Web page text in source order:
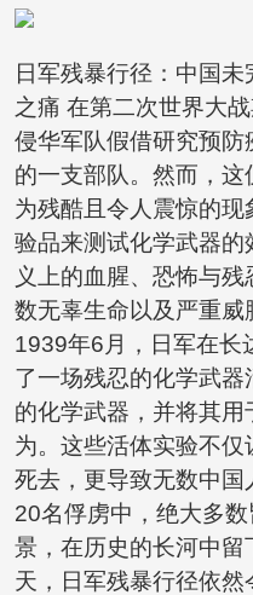
日军残暴行径：中国未
之痛 在第二次世界大
侵华军队假借研究预
的一支部队。然而，
为残酷且令人震惊的
验品来测试化学武器
义上的血腥、恐怖与
数无辜生命以及严重威
1939年6月，日军在长
了一场残忍的化学武
的化学武器，并将其
为。这些活体实验不
死去，更导致无数中
20名俘虏中，绝大多
景，在历史的长河中
天，日军残暴行径依